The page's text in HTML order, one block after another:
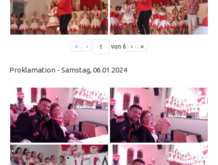
« ‹ von 6 › »
Proklamation - Samstag, 06.01.2024